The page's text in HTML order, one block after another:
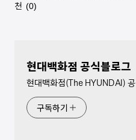
천 (0)
현대백화점 공식블로그
현대백화점(The HYUNDAI)
구독하기